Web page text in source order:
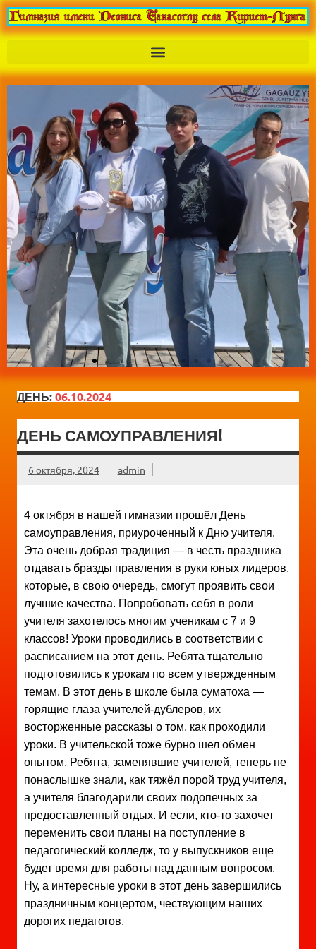
ДЕНЬ:06.10.2024
ДЕНЬ САМОУПРАВЛЕНИЯ!
6 октября, 2024 admin
4 октября в нашей гимназии прошёл День
самоуправления, приуроченный к Дню учителя.
Эта очень добрая традиция — в честь праздника
отдавать бразды правления в руки юных лидеров,
которые, в свою очередь, смогут проявить свои
лучшие качества. Попробовать себя в роли
учителя захотелось многим ученикам с 7 и 9
классов! Уроки проводились в соответствии с
расписанием на этот день. Ребята тщательно
подготовились к урокам по всем утвержденным
темам. В этот день в школе была суматоха —
горящие глаза учителей-дублеров, их
восторженные рассказы о том, как проходили
уроки. В учительской тоже бурно шел обмен
опытом. Ребята, заменявшие учителей, теперь не
понаслышке знали, как тяжёл порой труд учителя,
а учителя благодарили своих подопечных за
предоставленный отдых. И если, кто-то захочет
переменить свои планы на поступление в
педагогический колледж, то у выпускников еще
будет время для работы над данным вопросом.
Ну, а интересные уроки в этот день завершились
праздничным концертом, чествующим наших
дорогих педагогов.